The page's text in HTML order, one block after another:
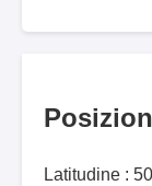
Latitudine :